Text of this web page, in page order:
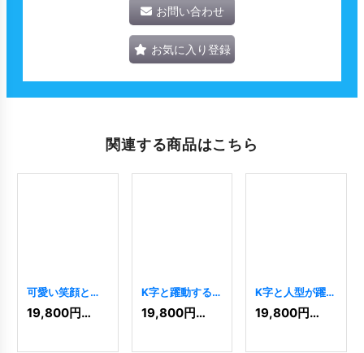
お問い合わせ
お気に入り登録
関連する商品はこちら
可愛い笑顔と手
を振る羊のロゴ
[9744]
19,800円(税込)
K字と躍動する人
型の先進的成長
ロゴ[ 11094]
19,800円(税込)
K字と人型が躍動
する未来志向ロ
ゴ [11059 ]
19,800円(税込)